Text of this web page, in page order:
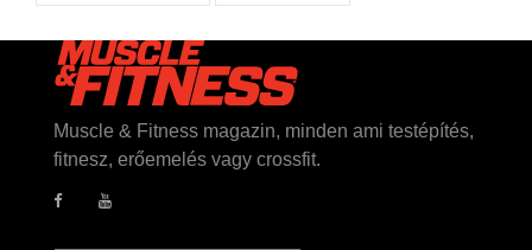
Muscle & Fitness magazin, minden ami testépítés,
fitnesz, erőemelés vagy crossfit.